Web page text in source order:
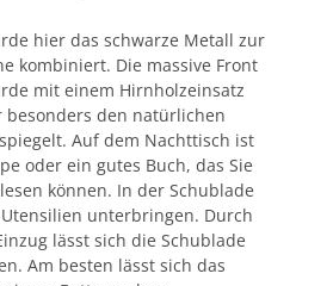
hier das schwarze Metall zur
kombiniert. Die massive Front
mit einem Hirnholzeinsatz
besonders den natürlichen
Auf dem Nachttisch ist
oder ein gutes Buch, das Sie
können. In der Schublade
unterbringen. Durch
lässt sich die Schublade
Am besten lässt sich das